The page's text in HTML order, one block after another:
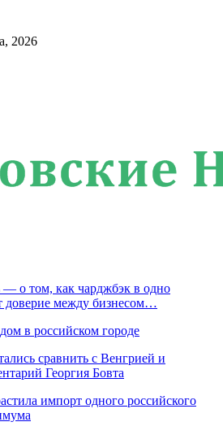
2026
о том, как чарджбэк в одно
доверие между бизнесом…
в российском городе
сравнить с Венгрией и
Георгия Бовта
импорт одного российского